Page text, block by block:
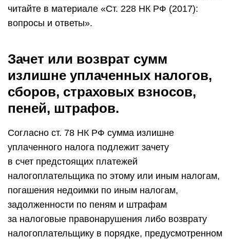
читайте в материале «Ст. 228 НК РФ (2017):
вопросы и ответы».
Зачет или возврат сумм
излишне уплаченных налогов,
сборов, страховых взносов,
пеней, штрафов.
Согласно ст. 78 НК РФ сумма излишне
уплаченного налога подлежит зачету
в счет предстоящих платежей
налогоплательщика по этому или иным налогам,
погашения недоимки по иным налогам,
задолженности по пеням и штрафам
за налоговые правонарушения либо возврату
налогоплательщику в порядке, предусмотренном